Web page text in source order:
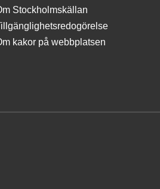
Stockholmskällan
kakor på webbplatsen